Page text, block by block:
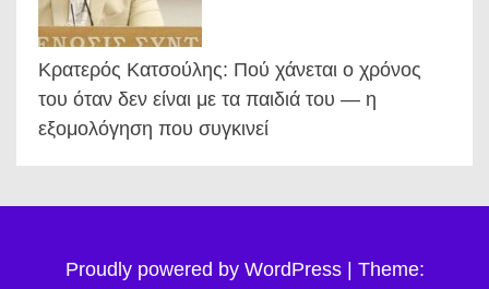
Κρατερός Κατσούλης: Πού χάνεται ο χρόνος
του όταν δεν είναι με τα παιδιά του — η
εξομολόγηση που συγκινεί
Proudly powered by WordPress
Theme: